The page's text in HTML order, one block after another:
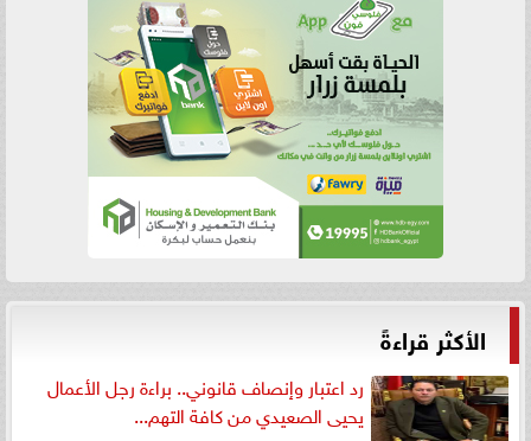
الأكثر قراءةً
رد اعتبار وإنصاف قانوني.. براءة رجل الأعمال
يحيى الصعيدي من كافة التهم...